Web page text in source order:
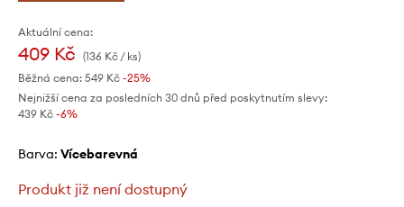
Aktuální cena:
409 Kč (136 Kč / ks)
Běžná cena: 549 Kč -25%
Nejnižší cena za posledních 30 dnů před poskytnutím slevy:
439 Kč -6%
Barva: vícebarevná
Produkt již není dostupný